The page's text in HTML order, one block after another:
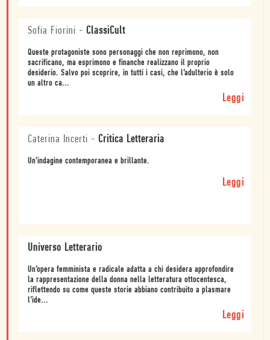
Sofia Fiorini - ClassiCult
Queste protagoniste sono personaggi che non reprimono, non
sacrificano, ma esprimono e finanche realizzano il proprio
desiderio. Salvo poi scoprire, in tutti i casi, che l’adulterio è solo
un altro ca...
Leggi
Caterina Incerti - Critica Letteraria
Un'indagine contemporanea e brillante.
Leggi
Universo Letterario
Un’opera femminista e radicale adatta a chi desidera approfondire
la rappresentazione della donna nella letteratura ottocentesca,
riflettendo su come queste storie abbiano contribuito a plasmare
l’ide...
Leggi